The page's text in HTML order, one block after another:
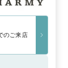
のご来店